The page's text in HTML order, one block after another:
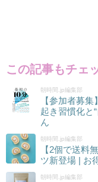
この記事もチェ
朝時間.jp編集部
【参加者募
起き習慣化と
ん
朝時間.jp編集部
【2個で送料
ツ新登場 | お
朝時間.jp編集部